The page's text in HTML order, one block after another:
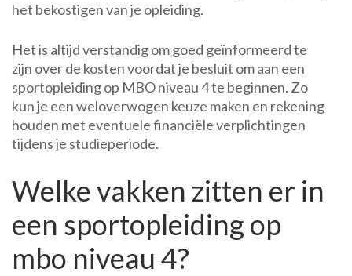
het bekostigen van je opleiding.
Het is altijd verstandig om goed geïnformeerd te
zijn over de kosten voordat je besluit om aan een
sportopleiding op MBO niveau 4 te beginnen. Zo
kun je een weloverwogen keuze maken en rekening
houden met eventuele financiële verplichtingen
tijdens je studieperiode.
Welke vakken zitten er in
een sportopleiding op
mbo niveau 4?